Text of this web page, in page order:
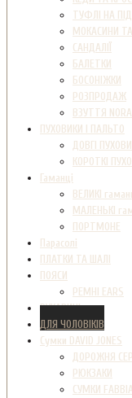
ТУФЛІ НА
МОКАСИНИ ТА
САНДАЛІЇ
БАЛЕТКИ
БОСОНІЖКИ
РОЗПРОДАЖ
ВЗУТТЯ
ПУХОВИКИ І ПАЛЬТО
ДОВГІ
КОРОТКІ
Гаманці
ВЕЛИКІ
МАЛЕНЬКІ
ПОРТМОНЕ
Парасолі
ПЛАТКИ ТА ШАЛІ
ПОЯСИ
РЕМНІ EARS
РУКАВИЦІ
ДЛЯ ЧОЛОВІКІВ
Сумки DAVID JONES
ДОРОЖНЯ
РЮКЗАКИ
СУМКИ